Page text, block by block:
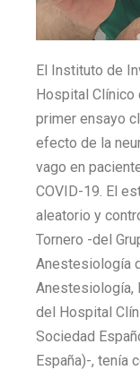
El Instituto de
Hospital Clínico
primer ensayo
efecto de la
vago en
COVID-19. El
aleatorio y
Tornero -del
Anestesiología
Anestesiología,
del Hospital
Sociedad
España)-, tenía